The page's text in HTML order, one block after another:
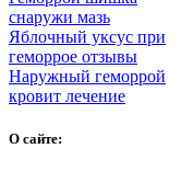
снаружи мазь
Яблочный уксус при
геморрое отзывы
Наружный геморрой
кровит лечение
О сайте: